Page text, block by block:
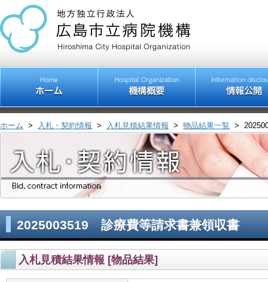
ホーム > 入札・契約情報 > 入札見積結果情報 > 物品結果一覧 >
2025003519 診療費等請求書兼領収書
入札見積結果情報 [物品結果]